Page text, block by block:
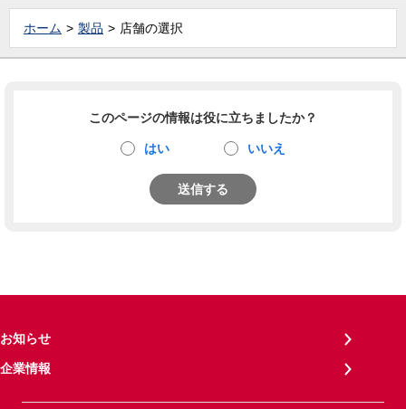
ホーム 製品 店舗の選択
このページの情報は役に立ちましたか？
はい いいえ
送信する
お知らせ
企業情報